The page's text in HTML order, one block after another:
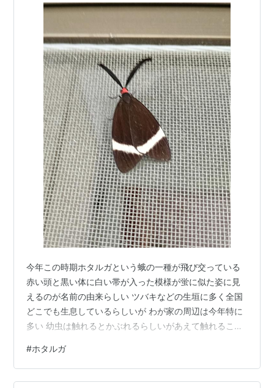
今年この時期ホタルガという蛾の一種が飛び交っている
赤い頭と黒い体に白い帯が入った模様が蛍に似た姿に見
えるのが名前の由来らしい ツバキなどの生垣に多く全国
どこでも生息しているらしいが わが家の周辺は今年特に
多い 幼虫は触れるとかぶれるらしいがあえて触れること
とホテルレストランで 場所代かと思うくらいの価格のビ
ーフカレー（1900円）を食べて 500円のコーヒーで懇談
した 8月は8名の参加が今日は10名、12月は12名の参加
#ホタルガ